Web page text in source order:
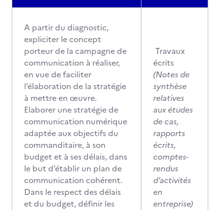
A partir du diagnostic,
expliciter le concept
porteur de la campagne de
communication à réaliser,
en vue de faciliter
l’élaboration de la stratégie
à mettre en œuvre.
Elaborer une stratégie de
communication numérique
adaptée aux objectifs du
commanditaire, à son
budget et à ses délais, dans
le but d’établir un plan de
communication cohérent.
Dans le respect des délais
et du budget, définir les
Travaux
écrits
(Notes de
synthèse
relatives
aux études
de cas,
rapports
écrits,
comptes-
rendus
d’activités
en
entreprise)